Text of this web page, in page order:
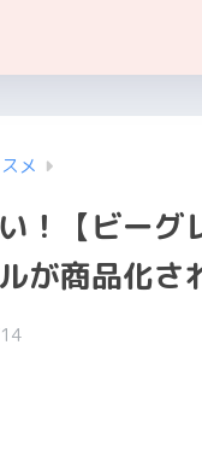
メ
！【ビー
が商品化さ